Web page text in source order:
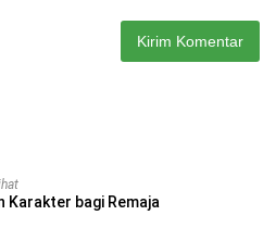
Karakter bagi Remaja